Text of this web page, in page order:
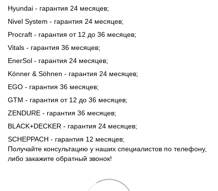
Hyundai - гарантия 24 месяцев;
Nivel System - гарантия 24 месяцев;
Procraft - гарантия от 12 до 36 месяцев;
Vitals - гарантия 36 месяцев;
EnerSol - гарантия 24 месяцев;
Könner & Söhnen - гарантия 24 месяцев;
EGO - гарантия 36 месяцев;
GTM - гарантия от 12 до 36 месяцев;
ZENDURE - гарантия 36 месяцев;
BLACK+DECKER - гарантия 24 месяцев;
SCHEPPACH - гарантия 12 месяцев;
Получайте консультацию у наших специалистов по телефону,
либо закажите обратный звонок!